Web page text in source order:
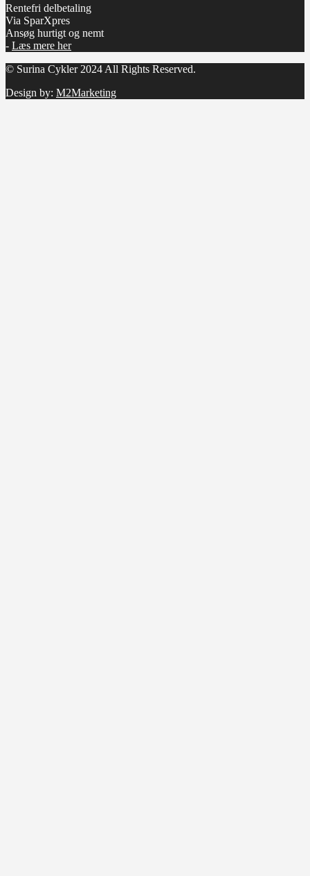
Rentefri delbetaling
Via SparXpres
Ansøg hurtigt og nemt
- Læs mere her
© Surina Cykler 2024 All Rights Reserved.
Design by: M2Marketing